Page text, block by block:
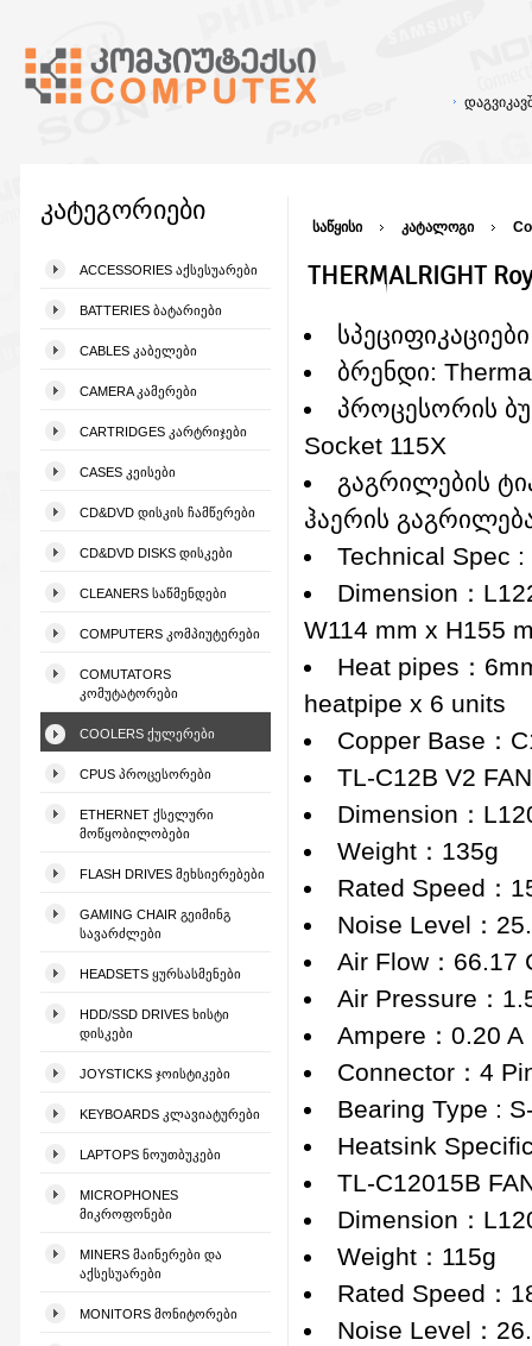
კატეგორიები
ACCESSORIES ᲐᲥᲡᲔᲡᲣᲐᲠᲔᲑᲘ
BATTERIES ᲑᲐᲢᲐᲠᲘᲔᲑᲘ
CABLES ᲙᲐᲑᲔᲚᲔᲑᲘ
CAMERA ᲙᲐᲛᲔᲠᲔᲑᲘ
CARTRIDGES ᲙᲐᲠᲢᲠᲘᲯᲔᲑᲘ
CASES ᲙᲔᲘᲡᲔᲑᲘ
CD&DVD ᲓᲘᲡᲙᲘᲡ ᲩᲐᲛᲬᲔᲠᲔᲑᲘ
CD&DVD DISKS ᲓᲘᲡᲙᲔᲑᲘ
CLEANERS ᲡᲐᲬᲛᲔᲜᲓᲔᲑᲘ
COMPUTERS ᲙᲝᲛᲞᲘᲣᲢᲔᲠᲔᲑᲘ
COMUTATORS
ᲙᲝᲛᲣᲢᲐᲢᲝᲠᲔᲑᲘ
COOLERS ᲥᲣᲚᲔᲠᲔᲑᲘ
CPUS ᲞᲠᲝᲪᲔᲡᲝᲠᲔᲑᲘ
ETHERNET ᲥᲡᲔᲚᲣᲠᲘ
ᲛᲝᲬᲧᲝᲑᲘᲚᲝᲑᲔᲑᲘ
FLASH DRIVES ᲛᲔᲮᲡᲘᲔᲠᲔᲑᲔᲑᲘ
GAMING CHAIR ᲒᲔᲘᲛᲘᲜᲒ
ᲡᲐᲕᲐᲠᲫᲚᲔᲑᲘ
HEADSETS ᲧᲣᲠᲡᲐᲡᲛᲔᲜᲔᲑᲘ
HDD/SSD DRIVES ᲮᲘᲡᲢᲘ
ᲓᲘᲡᲙᲔᲑᲘ
JOYSTICKS ᲯᲝᲘᲡᲢᲘᲙᲔᲑᲘ
KEYBOARDS ᲙᲚᲐᲕᲘᲐᲢᲣᲠᲔᲑᲘ
LAPTOPS ᲜᲝᲣᲗᲑᲣᲙᲔᲑᲘ
MICROPHONES
ᲛᲘᲙᲠᲝᲤᲝᲜᲔᲑᲘ
MINERS ᲛᲐᲘᲜᲔᲠᲔᲑᲘ ᲓᲐ
ᲐᲥᲡᲔᲡᲣᲐᲠᲔᲑᲘ
MONITORS ᲛᲝᲜᲘᲢᲝᲠᲔᲑᲘ
საწყისი კატალოგი
THERMALRIGHT
სპეციფიკაციები
ბრენდი:
პროცესორის
Socket 115X
გაგრილების
ჰაერის
Technical Spec :
Dimension：
W114 mm x H155
Heat pipes：
heatpipe x 6 units
Copper Base：
TL-C12B V2
Dimension：
Weight：135g
Rated Speed：
Noise Level：
Air Flow：66.17
Air Pressure：
Ampere：0.20 A
Connector：4
Bearing Type :
Heatsink
TL-C12015B
Dimension：
Weight：115g
Rated Speed：
Noise Level：